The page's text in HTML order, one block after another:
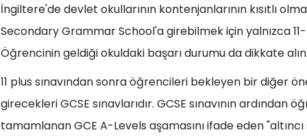
İngiltere'de devlet okullarının kontenjanlarının kısıtlı
Secondary Grammar School'a girebilmek için yalnızca
Öğrencinin geldiği okuldaki başarı durumu da dikkate
11 plus sınavından sonra öğrencileri bekleyen bir diğer
girecekleri GCSE sınavlarıdır. GCSE sınavının ardından
tamamlanan GCE A-Levels aşamasını ifade eden "altıncı